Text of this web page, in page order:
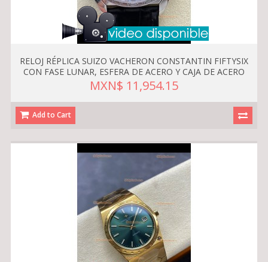
RELOJ RÉPLICA SUIZO VACHERON CONSTANTIN FIFTYSIX
CON FASE LUNAR, ESFERA DE ACERO Y CAJA DE ACERO
MXN$ 11,954.15
Add to Cart